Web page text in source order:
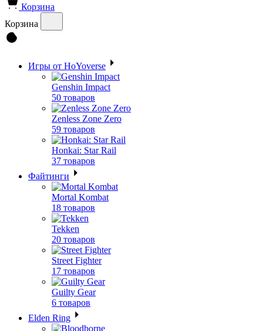
Корзина
Корзина
Игры от HoYoverse
Genshin Impact
50 товаров
Zenless Zone Zero
59 товаров
Honkai: Star Rail
37 товаров
Файтинги
Mortal Kombat
18 товаров
Tekken
20 товаров
Street Fighter
17 товаров
Guilty Gear
6 товаров
Elden Ring